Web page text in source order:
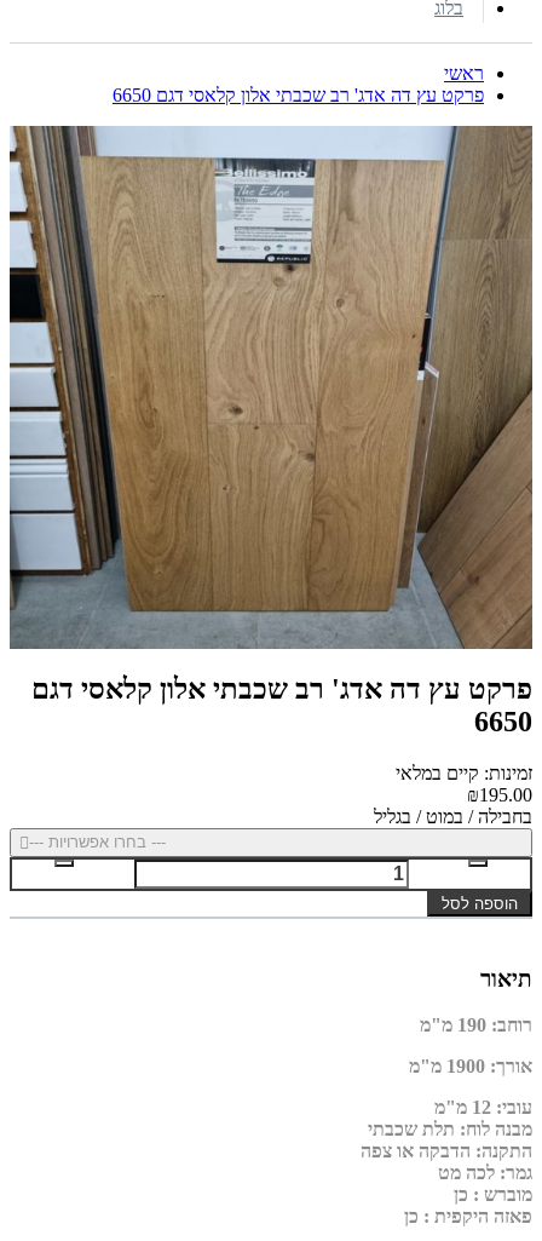
בלוג
ראשי
פרקט עץ דה אדג' רב שכבתי אלון קלאסי דגם 6650
פרקט עץ דה אדג' רב שכבתי אלון קלאסי דגם
6650
זמינות: קיים במלאי
₪195.00
בחבילה / במוט / בגליל
--- בחרו אפשרויות ---
הוספה לסל
תיאור
רוחב: 190 מ"מ
אורך: 1900 מ"מ
עובי: 12 מ"מ
מבנה לוח: תלת שכבתי
התקנה: הדבקה או צפה
גמר: לכה מט
מוברש : כן
פאזה היקפית : כן